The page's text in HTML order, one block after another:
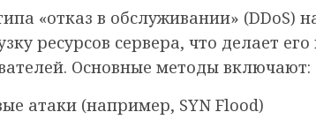
«отказ в обслуживании» (DDoS)
ресурсов сервера, что делает
Основные методы включают:
атаки (например, SYN Flood)